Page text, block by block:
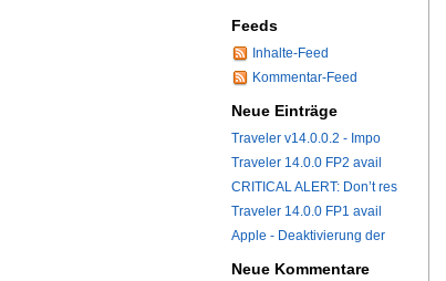
Feeds
Inhalte-Feed
Kommentar-Feed
Neue Einträge
Traveler v14.0.0.2 - Impo
Traveler 14.0.0 FP2 avail
CRITICAL ALERT: Don’t res
Traveler 14.0.0 FP1 avail
Apple - Deaktivierung der
Neue Kommentare